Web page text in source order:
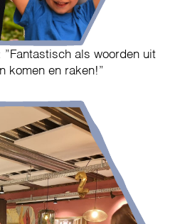
”Fantastisch als woorden uit
komen en raken!”